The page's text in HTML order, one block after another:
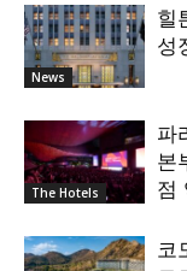
News
힐
성
The Hotels
파
본
점
코